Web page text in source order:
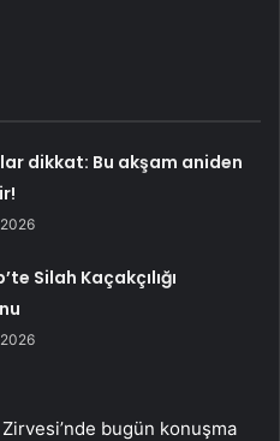
dikkat: Bu akşam aniden
Silah Kaçakçılığı
bugün konuşma